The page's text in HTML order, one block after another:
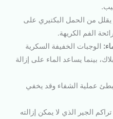
يقلل من الحمل البكتيري على
الفم الكريهة.
الوجبات الخفيفة السكرية
بينما يساعد الماء على إزالة
عملية الشفاء وقد يخفي
الجير الذي لا يمكن إزالته